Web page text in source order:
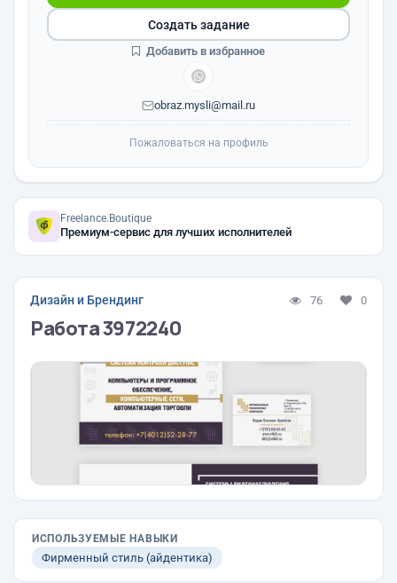
obraz.mysli@mail.ru
Создать задание
Добавить в избранное
Пожаловаться на профиль
Freelance.Boutique
Премиум-сервис для лучших исполнителей
Дизайн и Брендинг 76 0
Работа 3972240
ИСПОЛЬЗУЕМЫЕ НАВЫКИ
Фирменный стиль (айдентика)